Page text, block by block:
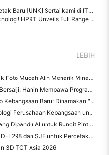
Sertai kami di ITMA ASIA + CITME 2024!
Full Range of Digital Textile Printers at ITMA ASIA 2024
LEBIH
Kamera Segera Hanin dan Pencetak Foto Mudah Alih Menarik Minat yang Kuat di IEAE Shenzhen 2026
Perjalanan Melalui Dataran Tinggi Bersalji: Hanin Membawa Program Pendidikan Fotografi kepada Kanak-kanak di Qamdo
Hanin Dapatkan Kehormatan Tahap Kebangsaan Baru: Dinamakan "2026 Made in China · Jenama Dipercayai oleh Pengguna"
Hanin diiktiraf sebagai Pusat Teknologi Perusahaan Kebangsaan untuk Kepimpinan Inovasi
HPRT Memperkenalkan Siri NEX yang Dipandu AI untuk Runcit Pintar di CHINASHOP 2026
Hanin Memperkenalkan Inovasi LCD-L298 dan SJF untuk Percetakan 3D Perindustrian di TCT Asia 2026
3D TCT Asia 2026